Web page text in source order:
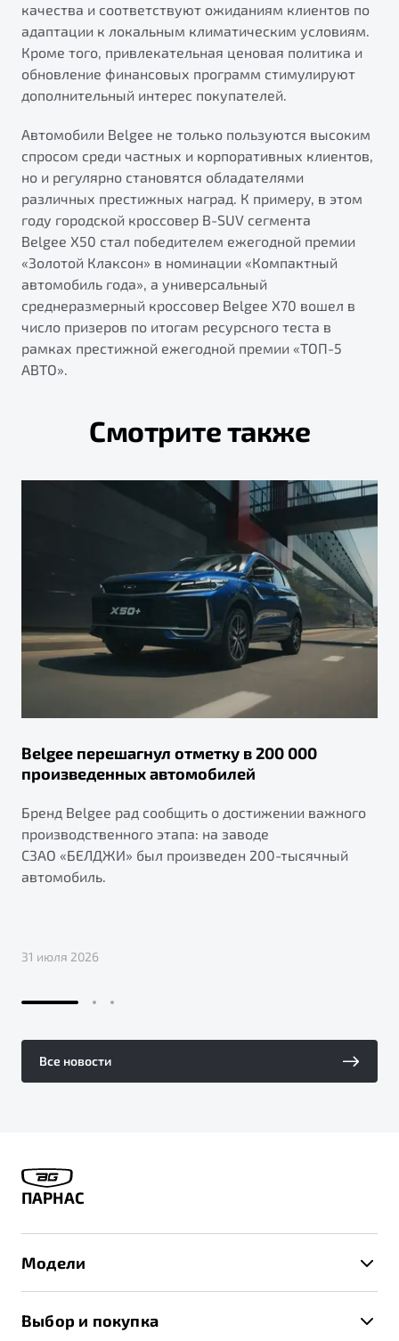
качества и соответствуют ожиданиям клиентов по
адаптации к локальным климатическим условиям.
Кроме того, привлекательная ценовая политика и
обновление финансовых программ стимулируют
дополнительный интерес покупателей.
Автомобили Belgee не только пользуются высоким
спросом среди частных и корпоративных клиентов,
но и регулярно становятся обладателями
различных престижных наград. К примеру, в этом
году городской кроссовер B-SUV сегмента
Belgee Х50 стал победителем ежегодной премии
«Золотой Клаксон» в номинации «Компактный
автомобиль года», а универсальный
среднеразмерный кроссовер Belgee X70 вошел в
число призеров по итогам ресурсного теста в
рамках престижной ежегодной премии «ТОП-5
АВТО».
Смотрите также
Belgee перешагнул отметку в 200 000
произведенных автомобилей
Бренд Belgee рад сообщить о достижении важного
производственного этапа: на заводе
СЗАО «БЕЛДЖИ» был произведен 200-тысячный
автомобиль.
31 июля 2026
Все новости
ПАРНАС
Модели
Выбор и покупка